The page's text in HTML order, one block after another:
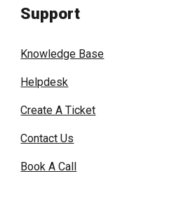
Support
Knowledge Base
Helpdesk
Create A Ticket
Contact Us
Book A Call